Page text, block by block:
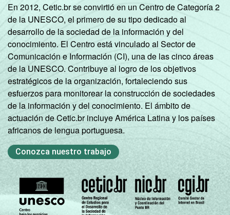
En 2012, Cetic.br se convirtió en un Centro de Categoría 2
de la UNESCO, el primero de su tipo dedicado al
desarrollo de la sociedad de la información y del
conocimiento. El Centro está vinculado al Sector de
Comunicación e Información (CI), una de las cinco áreas
de la UNESCO. Contribuye al logro de los objetivos
estratégicos de la organización, fortaleciendo sus
esfuerzos para monitorear la construcción de sociedades
de la información y del conocimiento. El ámbito de
actuación de Cetic.br incluye América Latina y los países
africanos de lengua portuguesa.
Conozca nuestro trabajo